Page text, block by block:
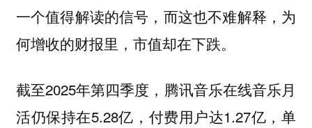
一个值得解读的信号，而这也不难解释，为
何增收的财报里，市值却在下跌。
截至2025年第四季度，腾讯音乐在线音乐月
活仍保持在5.28亿，付费用户达1.27亿，单